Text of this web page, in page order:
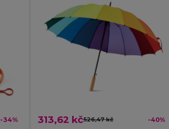
-34% 313,62 kč526,47 kč -40%